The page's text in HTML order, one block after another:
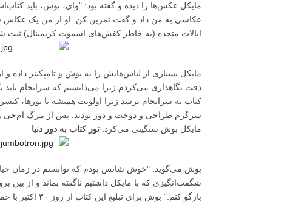
مایکل عکس‌ها را دیده و گفته بود: "وای، بوش، باید
عکاسی به من داد و گفت تمرین کن. او از من یک عکاس
ایالات متحده (به خاطر کفش‌های اسموت کریمینال)
مایکل بسیاری از لباس‌هایش را به بوش و تامپکینز داده
دقت نگاهداری می‌کردم زیرا می‌دانستم که سرانجام
کتاب به سرانجام برسد زیرا اولویت همیشه با تورها،
سرگرم طراحی و دوخت و دوز بودند. پس از مرگ ام‌جی
مایکل بوش سنگینی می‌کرد.تور کتاب به دور دنیا
بوش می‌گوید: "خوش شانس بودم که توانستم در زمان
شگفت‌انگیزی که با مایکل داشتیم ناگفته بماند و از بین
بازگو کنم." بوش